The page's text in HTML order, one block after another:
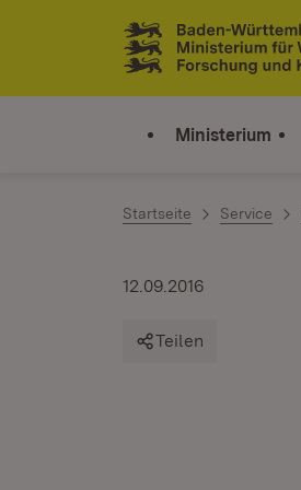
Zum Inhalt springen
Link zur Startseite
Ministerium
Startseite Service
12.09.2016
Teilen